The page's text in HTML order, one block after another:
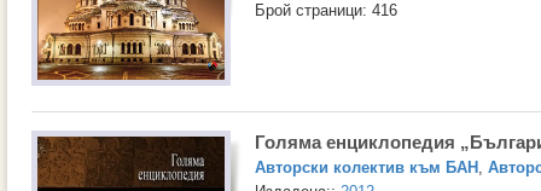
Брой страници: 416
Голяма енциклопедия
Авторски колектив към БАН ,